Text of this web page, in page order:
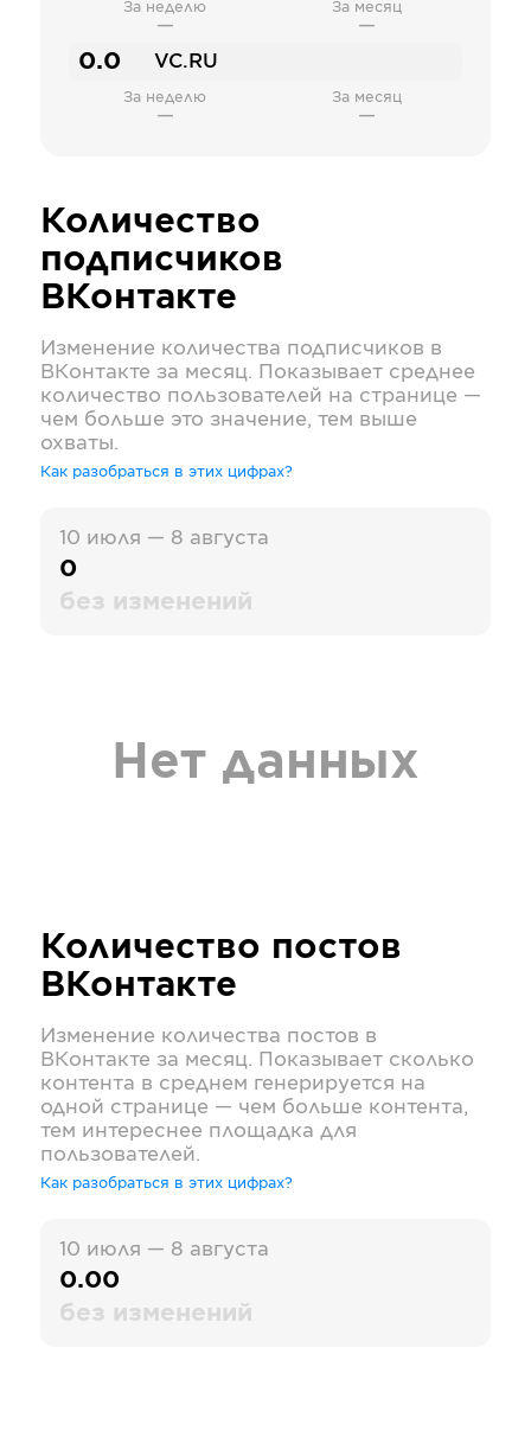
За неделю
—
За месяц
—
0.0 VC.RU
За неделю
—
За месяц
—
Количество
подписчиков
ВКонтакте
Изменение количества подписчиков в
ВКонтакте за месяц. Показывает среднее
количество пользователей на странице —
чем больше это значение, тем выше
охваты.
Как разобраться в этих цифрах?
10 июля — 8 августа
0
без изменений
Нет данных
Количество постов
ВКонтакте
Изменение количества постов в
ВКонтакте за месяц. Показывает сколько
контента в среднем генерируется на
одной странице — чем больше контента,
тем интереснее площадка для
пользователей.
Как разобраться в этих цифрах?
10 июля — 8 августа
0.00
без изменений